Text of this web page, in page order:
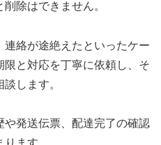
除はできません。
絡が途絶えたといったケー
と対応を丁寧に依頼し、そ
します。
発送伝票、配達完了の確認